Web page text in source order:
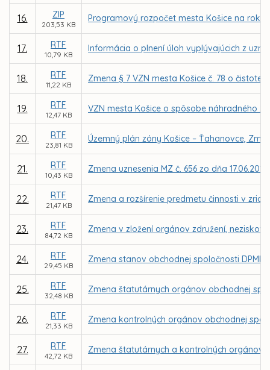
16. ZIP
203,53 KB
Programový rozpočet mesta Košice na roky
17. RTF
10,79 KB
Informácia o plnení úloh vyplývajúcich z
18. RTF
11,22 KB
Zmena § 7 VZN mesta Košice č. 78 o
19. RTF
12,47 KB
VZN mesta Košice o spôsobe náhradného
20. RTF
23,81 KB
Územný plán zóny Košice – Ťahanovce,
21. RTF
10,43 KB
Zmena uznesenia MZ č. 656 zo dňa
22. RTF
21,47 KB
Zmena a rozšírenie predmetu činnosti v
23. RTF
84,72 KB
Zmena v zložení orgánov združení,
24. RTF
29,45 KB
Zmena stanov obchodnej spoločnosti
25. RTF
32,48 KB
Zmena štatutárnych orgánov obchodnej
26. RTF
21,33 KB
Zmena kontrolných orgánov obchodnej
27. RTF
42,72 KB
Zmena štatutárnych a kontrolných orgánov